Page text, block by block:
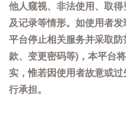
他人窥视、非法使用、取
及记录等情形。如使用者
平台停止相关服务并采取
款、变更密码等)，本平台
实，惟若因使用者故意或
行承担。